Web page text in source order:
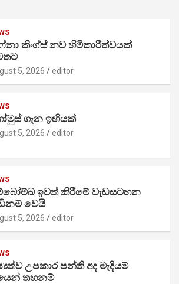
කිංග්ස් නව හිමිකාරීත්වයක්
5, 2026 editor
ගැන ඉඟියක්
5, 2026 editor
ඉවත් කිරීමේ වැඩසටහන
වෙයි
5, 2026 editor
උපකාර පන්ති අද මැදියම්
තහනම්